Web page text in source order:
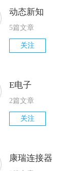
动态新知
5篇文章
关注
E电子
2篇文章
关注
康瑞连接器